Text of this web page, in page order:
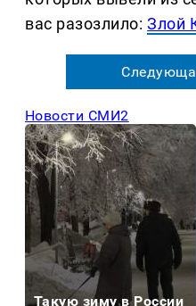
вас разозлило:Злой
Новости СМИ2
Такую зиму в России